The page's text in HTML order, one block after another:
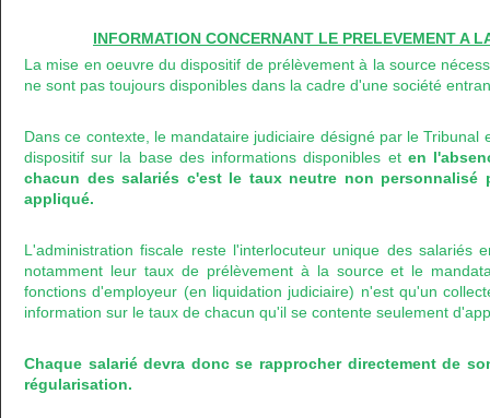
INFORMATION CONCERNANT LE PRELEVEMENT A
La mise en oeuvre du dispositif de prélèvement à la source
ne sont pas toujours disponibles dans la cadre d'une société
Dans ce contexte, le mandataire judiciaire désigné par le Tribunal
dispositif sur la base des informations disponibles et en
chacun des salariés c'est le taux neutre non personnalisé
appliqué.
L'administration fiscale reste l'interlocuteur unique des salariés
notamment leur taux de prélèvement à la source et le
fonctions d'employeur (en liquidation judiciaire) n'est qu'un
information sur le taux de chacun qu'il se contente seulement
Chaque salarié devra donc se rapprocher directement de
régularisation.